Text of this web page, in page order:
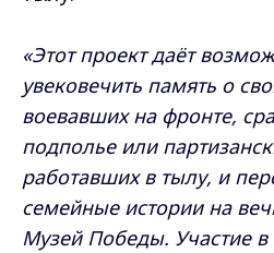
«Этот проект даёт
увековечить память о
воевавших на фронте,
подполье или
работавших в тылу, и
семейные истории на
Музей Победы. Участие в